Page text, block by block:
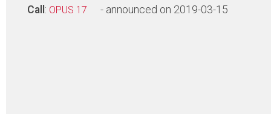
Call : OPUS 17 - announced on 2019-03-15